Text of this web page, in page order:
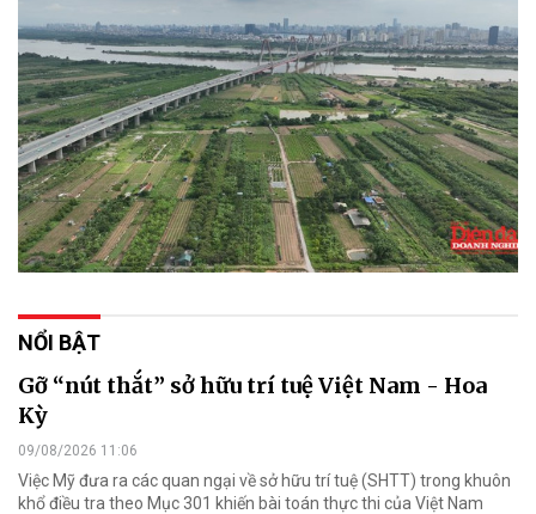
NỔI BẬT
Gỡ “nút thắt” sở hữu trí tuệ Việt Nam - Hoa
Kỳ
09/08/2026 11:06
Việc Mỹ đưa ra các quan ngại về sở hữu trí tuệ (SHTT) trong khuôn
khổ điều tra theo Mục 301 khiến bài toán thực thi của Việt Nam